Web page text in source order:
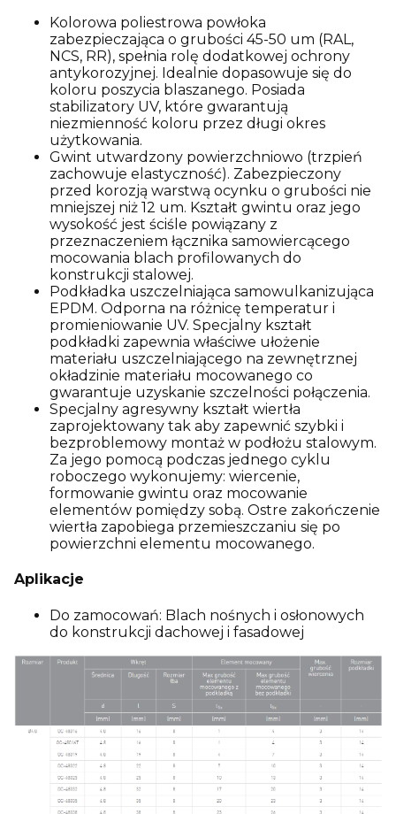
Kolorowa poliestrowa powłoka
zabezpieczająca o grubości 45-50 um (RAL,
NCS, RR), spełnia rolę dodatkowej ochrony
antykorozyjnej. Idealnie dopasowuje się do
koloru poszycia blaszanego. Posiada
stabilizatory UV, które gwarantują
niezmienność koloru przez długi okres
użytkowania.
Gwint utwardzony powierzchniowo (trzpień
zachowuje elastyczność). Zabezpieczony
przed korozją warstwą ocynku o grubości nie
mniejszej niż 12 um. Kształt gwintu oraz jego
wysokość jest ściśle powiązany z
przeznaczeniem łącznika samowiercącego
mocowania blach profilowanych do
konstrukcji stalowej.
Podkładka uszczelniająca samowulkanizująca
EPDM. Odporna na różnicę temperatur i
promieniowanie UV. Specjalny kształt
podkładki zapewnia właściwe ułożenie
materiału uszczelniającego na zewnętrznej
okładzinie materiału mocowanego co
gwarantuje uzyskanie szczelności połączenia.
Specjalny agresywny kształt wiertła
zaprojektowany tak aby zapewnić szybki i
bezproblemowy montaż w podłożu stalowym.
Za jego pomocą podczas jednego cyklu
roboczego wykonujemy: wiercenie,
formowanie gwintu oraz mocowanie
elementów pomiędzy sobą. Ostre zakończenie
wiertła zapobiega przemieszczaniu się po
powierzchni elementu mocowanego.
Aplikacje
Do zamocowań: Blach nośnych i osłonowych
do konstrukcji dachowej i fasadowej